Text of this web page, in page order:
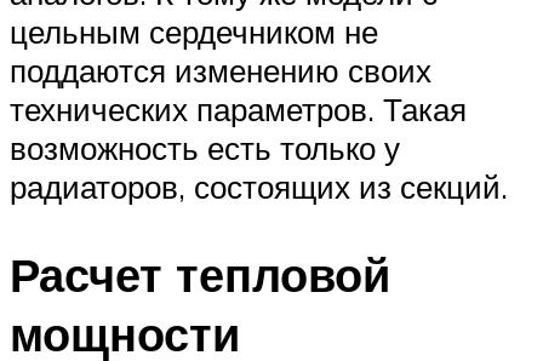
цельным сердечником не
поддаются изменению своих
технических параметров. Такая
возможность есть только у
радиаторов, состоящих из секций.
Расчет тепловой
мощности